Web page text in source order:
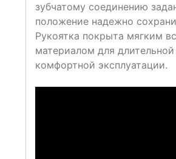
зубчатому соединению
положение надежно
Рукоятка покрыта мягким
материалом для
комфортной эксплуатации.